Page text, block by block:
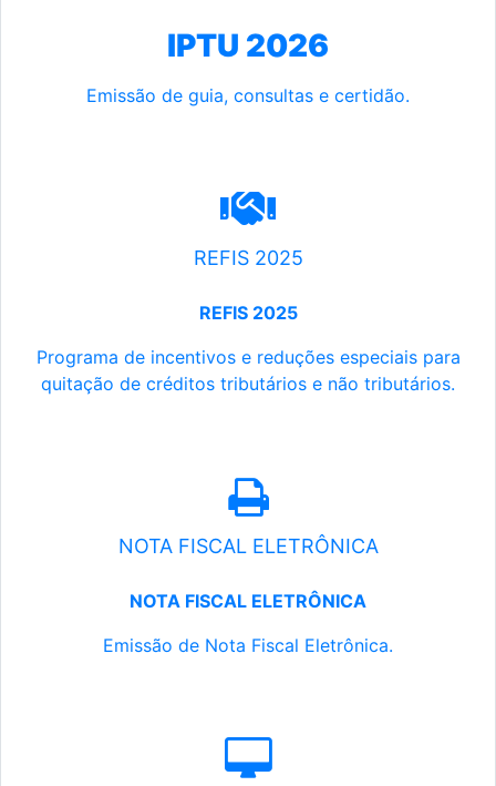
IPTU 2026
Emissão de guia, consultas e certidão.
REFIS 2025
REFIS 2025
Programa de incentivos e reduções especiais para
quitação de créditos tributários e não tributários.
NOTA FISCAL ELETRÔNICA
NOTA FISCAL ELETRÔNICA
Emissão de Nota Fiscal Eletrônica.